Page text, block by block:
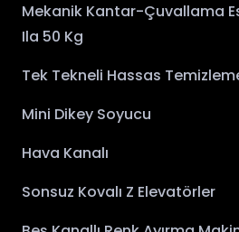
Mekanik Kantar-Çuvallama
Ila 50 Kg
Tek Tekneli Hassas
Mini Dikey Soyucu
Hava Kanalı
Sonsuz Kovalı Z Elevatörler